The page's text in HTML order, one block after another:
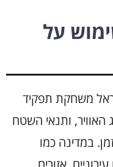
על
משחקת תפקיד
האוויר, ותנאי השטח
במדינה כמו